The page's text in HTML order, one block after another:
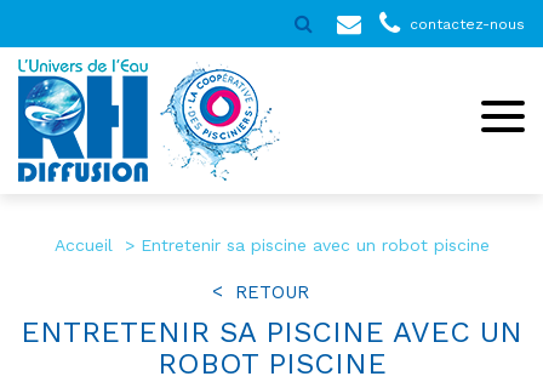
contactez-nous
Accueil Entretenir sa piscine avec un robot piscine
RETOUR
ENTRETENIR SA PISCINE AVEC UN
ROBOT PISCINE